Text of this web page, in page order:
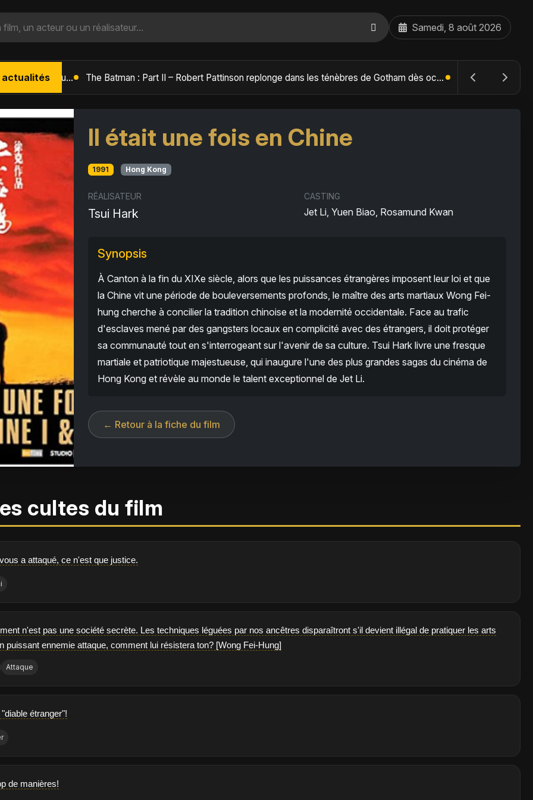
Samedi, 8 août 2026
actualités L'Âge de Glace : Le Réveil du Volcan – Manny, Sid et Diego de retour pour une aventure explosive The Batman : Part II – Robert Pattinson replonge dans les ténèbres de Gotham dès octobre 2027
Il était une fois en Chine
1991 Hong Kong
RÉALISATEUR
Tsui Hark
CASTING
Jet Li, Yuen Biao, Rosamund Kwan
Synopsis
À Canton à la fin du XIXe siècle, alors que les puissances étrangères imposent leur loi et que
la Chine vit une période de bouleversements profonds, le maître des arts martiaux Wong Fei-
hung cherche à concilier la tradition chinoise et la modernité occidentale. Face au trafic
d'esclaves mené par des gangsters locaux en complicité avec des étrangers, il doit protéger
sa communauté tout en s'interrogeant sur l'avenir de sa culture. Tsui Hark livre une fresque
martiale et patriotique majestueuse, qui inaugure l'une des plus grandes sagas du cinéma de
Hong Kong et révèle au monde le talent exceptionnel de Jet Li.
← Retour à la fiche du film
cultes du film
a attaqué, ce n'est que justice.
n'est pas une société secrète. Les techniques léguées par nos ancêtres disparaîtront s'il devient illégal de pratiquer les arts
puissant ennemie attaque, comment lui résistera ton? [Wong Fei-Hung]
Attaque
étranger"!
de manières!